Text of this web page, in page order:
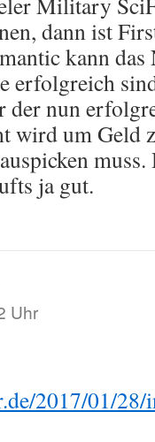
dann ist
kann
erfolgreich
der nun
wird um Geld
ja gut.
Uhr
2017/01/